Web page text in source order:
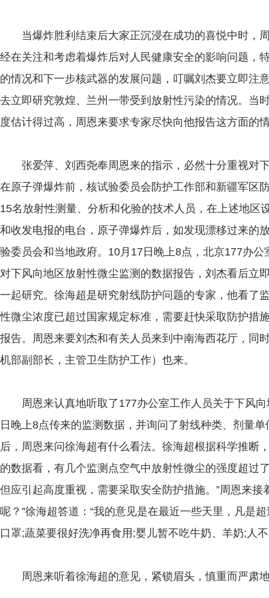
当爆炸胜利结束后大家正沉浸在成功的喜悦中时，
经在关注和考虑着爆炸后对人民健康安全的影响问题，
的情况和下一步核武器的发展问题，叮嘱刘杰要立即注
去立即研究敦煌、兰州一带受到放射性污染的情况。当
度估计得过高，周恩来要求专家尽快向他报告这方面的
张爱萍、刘西尧奉周恩来的指示，必然十分重视对
在原子弹爆炸前，核试验委员会防护工作部和新疆军区
15名放射性测量、分析和化验的技术人员，在上述地区
和收发电报的电台，原子弹爆炸后，如发现漂移过来的
验委员会和当地政府。10月17日晚上8点，北京177办
对下风向地区放射性微尘监测的数据报告，刘杰看后立
一起研究。徐海超是研究射线防护问题的专家，他看了
性微尘浓度已超过国家规定标准，需要赶快采取防护措
报告。周恩来要刘杰和有关人员来到中南海西花厅，同
机部副部长，主管卫生防护工作）也来。
周恩来认真地听取了177办公室工作人员关于下风向
日晚上8点传来的监测数据，并询问了射线种类、剂量
后，周恩来问徐海超有什么看法。徐海超根据科学推断
的数据看，有几个监测点空气中放射性微尘的强度超过
但应引起高度重视，需要采取安全防护措施。”周恩来接
呢？”徐海超答道：“我的意见是在最近一些天里，凡是
口罩;蔬菜要很好洗净再食用;婴儿暂不吃牛奶、羊奶;人
周恩来听着徐海超的意见，紧锁眉头，慎重而严肃地